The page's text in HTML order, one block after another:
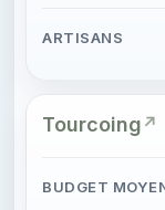
Tourcoing